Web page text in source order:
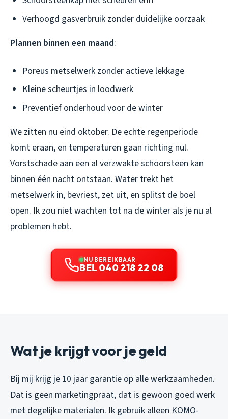
Verhoogd gasverbruik zonder duidelijke oorzaak
Plannen binnen een maand:
Poreus metselwerk zonder actieve lekkage
Kleine scheurtjes in loodwerk
Preventief onderhoud voor de winter
We zitten nu eind oktober. De echte regenperiode
komt eraan, en temperaturen gaan richting nul.
Vorstschade aan een al verzwakte schoorsteen kan
binnen één nacht ontstaan. Water trekt het
metselwerk in, bevriest, zet uit, en splitst de boel
open. Ik zou niet wachten tot na de winter als je nu al
problemen hebt.
NU BEREIKBAAR
BEL 040 218 22 08
Wat je krijgt voor je geld
Bij mij krijg je 10 jaar garantie op alle werkzaamheden.
Dat is geen marketingpraat, dat is gewoon goed werk
met degelijke materialen. Ik gebruik alleen KOMO-